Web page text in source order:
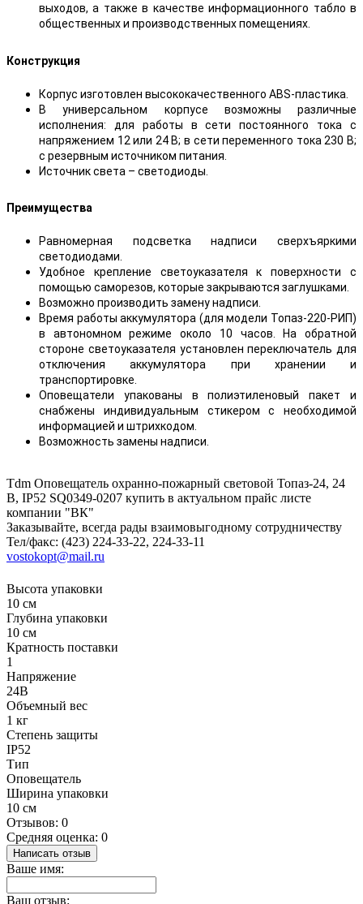
выходов, а также в качестве информационного табло в
общественных и производственных помещениях.
Конструкция
Корпус изготовлен высококачественного ABS-пластика.
В универсальном корпусе возможны различные
исполнения: для работы в сети постоянного тока с
напряжением 12 или 24 В; в сети переменного тока 230 В;
с резервным источником питания.
Источник света – светодиоды.
Преимущества
Равномерная подсветка надписи сверхъяркими
светодиодами.
Удобное крепление светоуказателя к поверхности с
помощью саморезов, которые закрываются заглушками.
Возможно производить замену надписи.
Время работы аккумулятора (для модели Топаз-220-РИП)
в автономном режиме около 10 часов. На обратной
стороне светоуказателя установлен переключатель для
отключения аккумулятора при хранении и
транспортировке.
Оповещатели упакованы в полиэтиленовый пакет и
снабжены индивидуальным стикером с необходимой
информацией и штрихкодом.
Возможность замены надписи.
Tdm Оповещатель охранно-пожарный световой Топаз-24, 24
В, IP52 SQ0349-0207 купить в актуальном прайс листе
компании "ВК"
Заказывайте, всегда рады взаимовыгодному сотрудничеству
Тел/факс: (423) 224-33-22, 224-33-11
vostokopt@mail.ru
Высота упаковки
10 см
Глубина упаковки
10 см
Кратность поставки
1
Напряжение
24В
Объемный вес
1 кг
Степень защиты
IP52
Тип
Оповещатель
Ширина упаковки
10 см
Отзывов: 0
Средняя оценка: 0
Написать отзыв
Ваше имя:
Ваш отзыв: